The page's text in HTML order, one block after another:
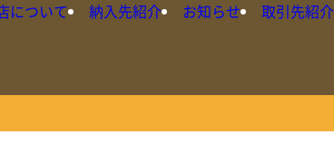
について 納入先紹介 お知らせ 取引先紹介